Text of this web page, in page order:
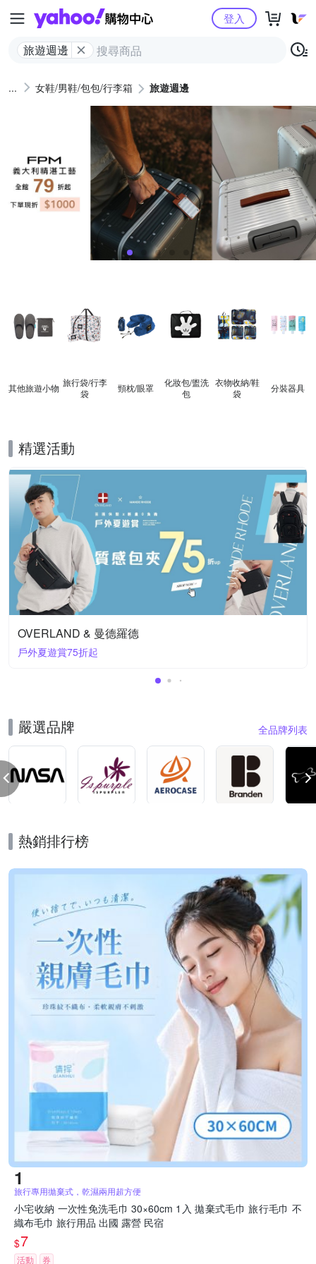
Yahoo購物中心
旅遊週邊
登入
女鞋/男鞋/包包/行李箱 旅遊週邊
其他旅遊小物 旅行袋/行李
袋
頸枕/眼罩
化妝包/盥洗
包
衣物收納/鞋
袋
分裝器具
精選活動
OVERLAND & 曼德羅德
戶外夏遊賞75折起
嚴選品牌 全品牌列表
熱銷排行榜
旅行專用拋棄式，乾濕兩用超方便
小宅收納 一次性免洗毛巾 30×60cm 1入 拋棄式毛巾 旅行毛巾 不
織布毛巾 旅行用品 出國 露營 民宿
$7
活動 券